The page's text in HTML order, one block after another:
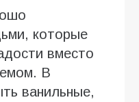
которые
вместо
В
ванильные,